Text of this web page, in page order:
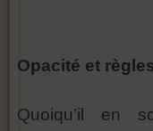
Opacité et
Quoiqu’il en